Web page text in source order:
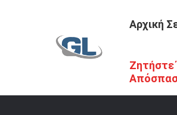
Αρχική
Ζητήστε
Προϊόντα /